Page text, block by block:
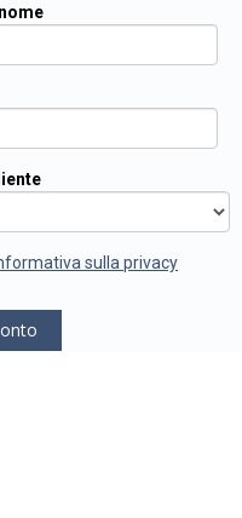
sulla privacy